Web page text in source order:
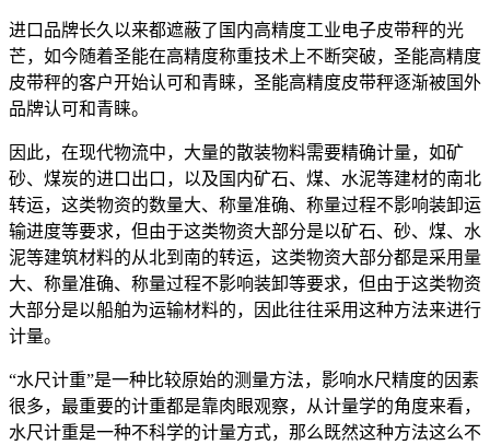
进口品牌长久以来都遮蔽了国内高精度工业电子皮带秤的光
芒，如今随着圣能在高精度称重技术上不断突破，圣能高精度
皮带秤的客户开始认可和青睐，圣能高精度皮带秤逐渐被国外
品牌认可和青睐。
因此，在现代物流中，大量的散装物料需要精确计量，如矿
砂、煤炭的进口出口，以及国内矿石、煤、水泥等建材的南北
转运，这类物资的数量大、称量准确、称量过程不影响装卸运
输进度等要求，但由于这类物资大部分是以矿石、砂、煤、水
泥等建筑材料的从北到南的转运，这类物资大部分都是采用量
大、称量准确、称量过程不影响装卸等要求，但由于这类物资
大部分是以船舶为运输材料的，因此往往采用这种方法来进行
计量。
“水尺计重”是一种比较原始的测量方法，影响水尺精度的因素
很多，最重要的计重都是靠肉眼观察，从计量学的角度来看，
水尺计重是一种不科学的计量方式，那么既然这种方法这么不